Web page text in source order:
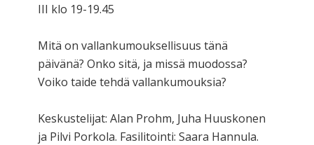
III klo 19-19.45
Mitä on vallankumouksellisuus tänä
päivänä? Onko sitä, ja missä muodossa?
Voiko taide tehdä vallankumouksia?
Keskustelijat: Alan Prohm, Juha Huuskonen
ja Pilvi Porkola. Fasilitointi: Saara Hannula.